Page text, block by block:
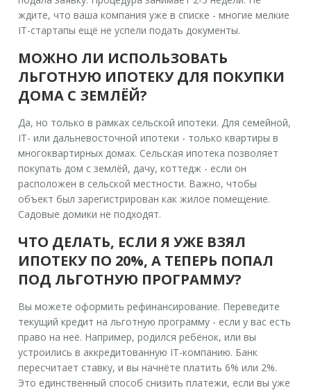
ждите, что ваша компания уже в списке - многие мелкие
IT-стартапы ещё не успели подать документы.
МОЖНО ЛИ ИСПОЛЬЗОВАТЬ
ЛЬГОТНУЮ ИПОТЕКУ ДЛЯ ПОКУПКИ
ДОМА С ЗЕМЛЁЙ?
Да, но только в рамках сельской ипотеки. Для семейной,
IT- или дальневосточной ипотеки - только квартиры в
многоквартирных домах. Сельская ипотека позволяет
покупать дом с землёй, дачу, коттедж - если он
расположен в сельской местности. Важно, чтобы
объект был зарегистрирован как жилое помещение.
Садовые домики не подходят.
ЧТО ДЕЛАТЬ, ЕСЛИ Я УЖЕ ВЗЯЛ
ИПОТЕКУ ПО 20%, А ТЕПЕРЬ ПОПАЛ
ПОД ЛЬГОТНУЮ ПРОГРАММУ?
Вы можете оформить рефинансирование. Переведите
текущий кредит на льготную программу - если у вас есть
право на неё. Например, родился ребёнок, или вы
устроились в аккредитованную IT-компанию. Банк
пересчитает ставку, и вы начнёте платить 6% или 2%.
Это единственный способ снизить платежи, если вы уже